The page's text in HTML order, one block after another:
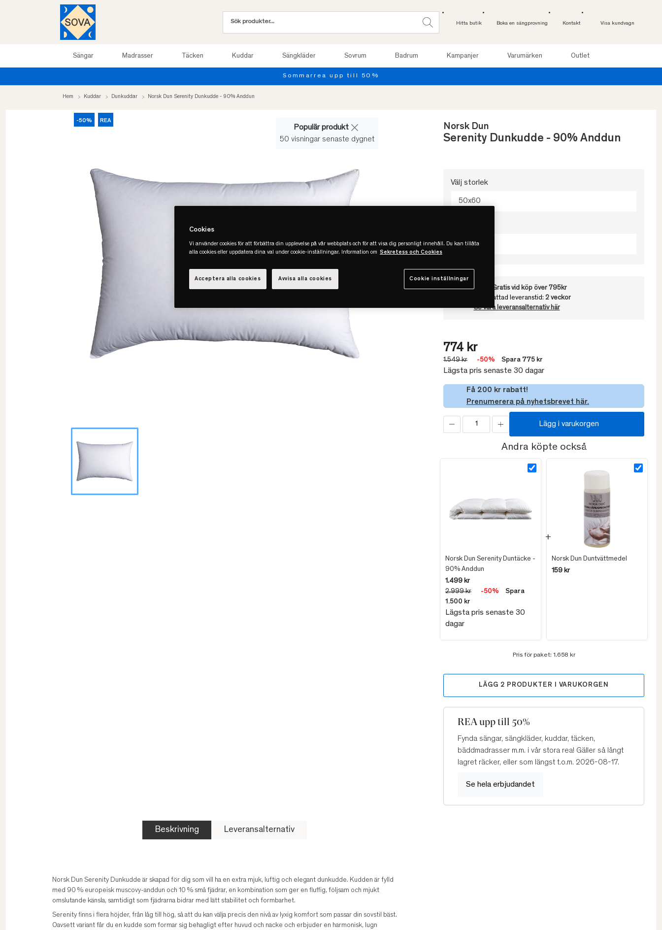
Hitta butik Boka en sängprovning Kontakt Visa kundvagn
Sängar Madrasser Täcken Kuddar Sängkläder Sovrum Badrum Kampanjer Varumärken Outlet
Provsov upp till 100 nätter. Läs mer
Hem Kuddar Dunkuddar Norsk Dun Serenity Dunkudde - 90% Anddun
Populär produkt
50 visningar senaste dygnet
-50% REA
Norsk Dun
Serenity Dunkudde - 90% Anddun
Välj storlek
50x60
Låg
Frakt:
Gratis vid köp över 795kr
Uppskattad leveranstid: 2 veckor
Se våra leveransalternativ här
774 kr
1.549 kr -50% Spara 775 kr
Lägsta pris senaste 30 dagar
Få 200 kr rabatt!
Prenumerera på nyhetsbrevet här.
Lägg i varukorgen
Andra köpte också
Norsk Dun Serenity Duntäcke -
90% Anddun
1.499 kr
2.999 kr
-50%
Spara
1.500 kr
Lägsta pris senaste 30
dagar
Norsk Dun Duntvättmedel
159 kr
Pris för paket: 1.658 kr
LÄGG 2 PRODUKTER I VARUKORGEN
REA upp till 50%
Fynda sängar, sängkläder, kuddar, täcken,
bäddmadrasser m.m. i vår stora rea! Gäller så långt
lagret räcker, eller som längst t.o.m. 2026-08-17.
Se hela erbjudandet
Beskrivning Leveransalternativ
Norsk Dun Serenity Dunkudde är skapad för dig som vill ha en extra mjuk, luftig och elegant dunkudde. Kudden är fylld
med 90 % europeisk muscovy-anddun och 10 % små fjädrar, en kombination som ger en fluffig, följsam och mjukt
omslutande känsla, samtidigt som fjädrarna bidrar med lätt stabilitet och formbarhet.
Serenity finns i flera höjder, från låg till hög, så att du kan välja precis den nivå av lyxig komfort som passar din sovstil bäst.
Oavsett variant får du en kudde som formar sig behagligt efter huvud och nacke och erbjuder en harmonisk, lugn
Cookies
Vi använder cookies för att förbättra din upplevelse på vår webbplats och för att visa dig personligt innehåll. Du kan tillåta
alla cookies eller uppdatera dina val under cookie-inställningar. Information om Sekretess och Cookies
Cookie inställningar
Avvisa alla cookies
Acceptera alla cookies